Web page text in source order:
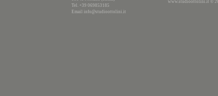
Tel. +39 069853185
Email info@studioottolini.it
www.studioottolini.it ©